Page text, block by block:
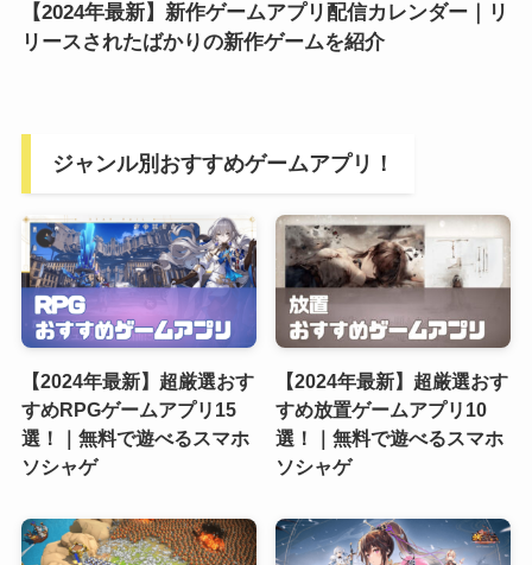
【2024年最新】新作ゲームアプリ配信カレンダー｜リ
リースされたばかりの新作ゲームを紹介
ジャンル別おすすめゲームアプリ！
【2024年最新】超厳選おす
すめRPGゲームアプリ15
選！｜無料で遊べるスマホ
ソシャゲ
【2024年最新】超厳選おす
すめ放置ゲームアプリ10
選！｜無料で遊べるスマホ
ソシャゲ